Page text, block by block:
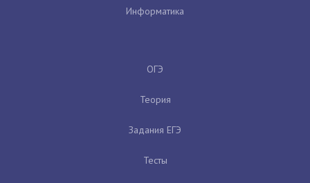
Информатика
ОГЭ
Теория
Задания ЕГЭ
Тесты